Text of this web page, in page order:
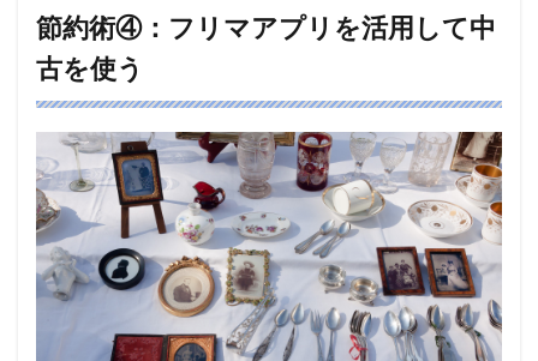
節約術④：フリマアプリを活用して中
古を使う